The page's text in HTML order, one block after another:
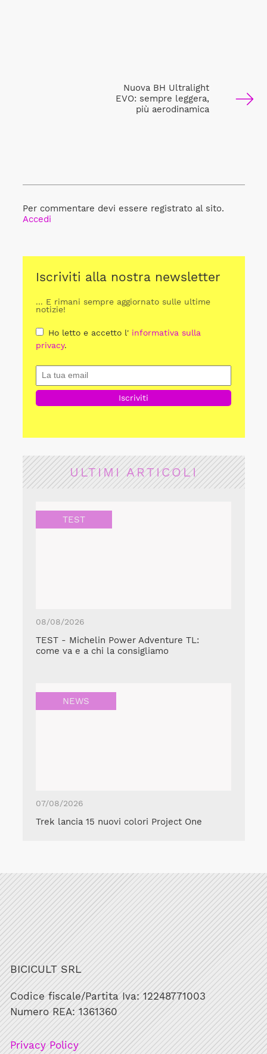
Nuova BH Ultralight
EVO: sempre leggera,
più aerodinamica
Per commentare devi essere registrato al sito.
Accedi
Iscriviti alla nostra newsletter
... E rimani sempre aggiornato sulle ultime
notizie!
Ho letto e accetto l' informativa sulla
privacy.
ULTIMI ARTICOLI
TEST
08/08/2026
TEST - Michelin Power Adventure TL:
come va e a chi la consigliamo
NEWS
07/08/2026
Trek lancia 15 nuovi colori Project One
BICICULT SRL
Codice fiscale/Partita Iva: 12248771003
Numero REA: 1361360
Privacy Policy